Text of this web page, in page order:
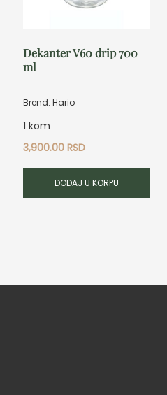
Dekanter V60 drip 700
ml
Brend: Hario
1 kom
3,900.00RSD
DODAJ U KORPU